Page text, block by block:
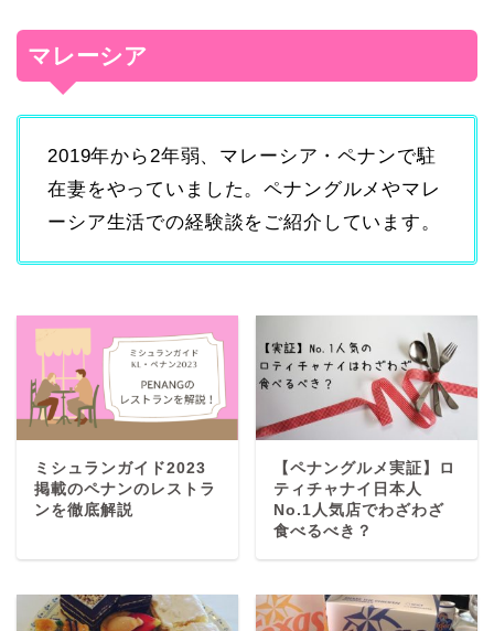
マレーシア
2019年から2年弱、マレーシア・ペナンで駐
在妻をやっていました。ペナングルメやマレ
ーシア生活での経験談をご紹介しています。
ミシュランガイド2023
掲載のペナンのレストラ
ンを徹底解説
【ペナングルメ実証】ロ
ティチャナイ日本人
No.1人気店でわざわざ
食べるべき？